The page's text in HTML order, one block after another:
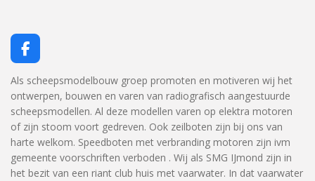
F
a
c
e
b
o
o
k
Als scheepsmodelbouw groep promoten en motiveren wij het
ontwerpen, bouwen en varen van radiografisch aangestuurde
scheepsmodellen. Al deze modellen varen op elektra motoren
of zijn stoom voort gedreven. Ook zeilboten zijn bij ons van
harte welkom. Speedboten met verbranding motoren zijn ivm
gemeente voorschriften verboden . Wij als SMG IJmond zijn in
het bezit van een riant club huis met vaarwater. In dat vaarwater